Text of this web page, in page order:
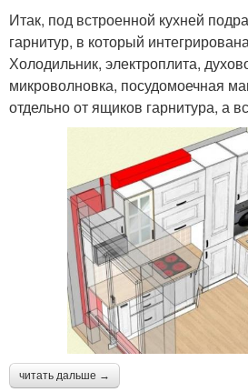
Итак, под встроенной кухней
гарнитур, в который
Холодильник, электроплита,
микроволновка, посудомоечная
отдельно от ящиков гарнитура, а
читать дальше →